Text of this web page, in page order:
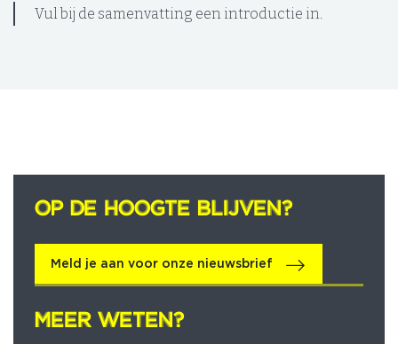
Vul bij de samenvatting een introductie in.
OP DE HOOGTE BLIJVEN?
OP DE HOOGTE BLIJVEN?
Meld je aan voor onze nieuwsbrief
MEER WETEN?
MEER WETEN?